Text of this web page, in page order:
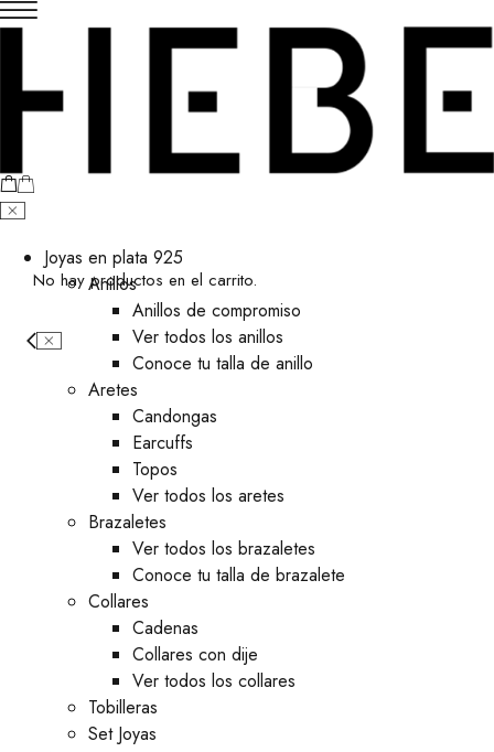
No hay productos en el carrito.
Joyas en plata 925
Anillos
Anillos de compromiso
Ver todos los anillos
Conoce tu talla de anillo
Aretes
⁠Candongas
Earcuffs
Topos
Ver todos los aretes
Brazaletes
Ver todos los brazaletes
Conoce tu talla de brazalete
Collares
Cadenas
Collares con dije
Ver todos los collares
Tobilleras
Set Joyas